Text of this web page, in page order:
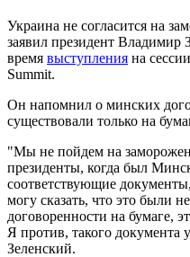
Украина не согласится на
заявил президент Владимир
время выступления на
Summit.
Он напомнил о минских
существовали только на
"Мы не пойдем на
президенты, когда был
соответствующие
могу сказать, что это были
договоренности на бумаге,
Я против, такого документа
Зеленский.